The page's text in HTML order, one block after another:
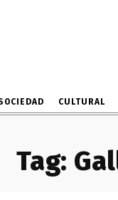
CULTURAL
Tag: